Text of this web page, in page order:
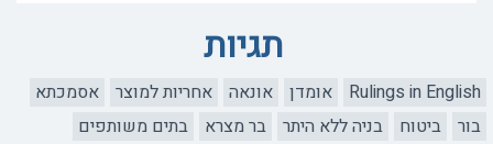
תגיות
Rulings in English אומדן אונאה אחריות למוצר
אסמכתא
בור
ביטוח בניה ללא היתר בר מצרא
בתים משותפים